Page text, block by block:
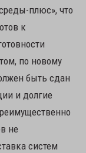
плюс», что
к
по новому
быть сдан
и долгие
не
систем